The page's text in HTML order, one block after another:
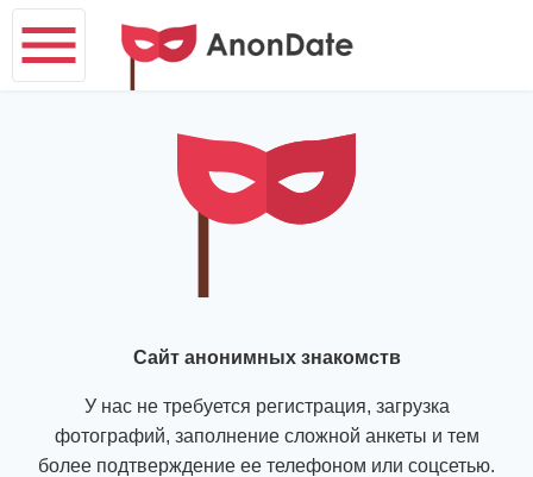
Сайт анонимных знакомств
У нас не требуется регистрация, загрузка
фотографий, заполнение сложной анкеты и тем
более подтверждение ее телефоном или соцсетью.